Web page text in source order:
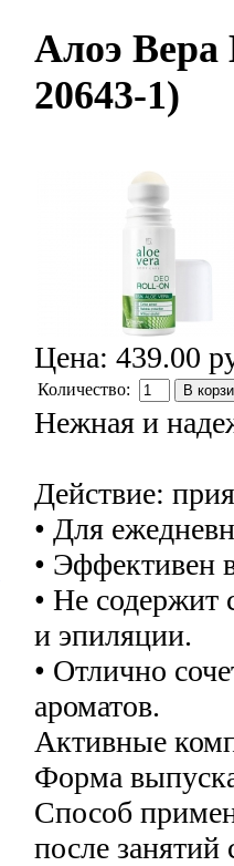
Алоэ
20643-1)
Цена: 439.00
Количество: В
Нежная и
Действие:
• Для
• Эффективен
• Не содержит
и эпиляции.
• Отлично
ароматов.
Активные
Форма
Способ
после